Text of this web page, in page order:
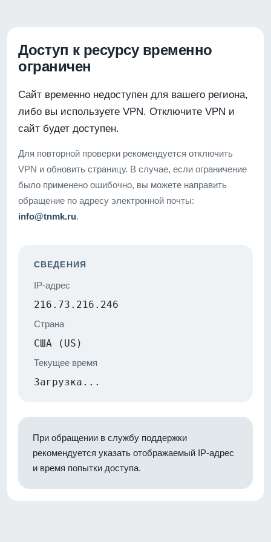
Доступ к ресурсу временно
ограничен
Сайт временно недоступен для вашего региона,
либо вы используете VPN. Отключите VPN и
сайт будет доступен.
Для повторной проверки рекомендуется отключить
VPN и обновить страницу. В случае, если ограничение
было применено ошибочно, вы можете направить
обращение по адресу электронной почты:
info@tnmk.ru.
СВЕДЕНИЯ
IP-адрес
216.73.216.246
Страна
США (US)
Текущее время
Загрузка...
При обращении в службу поддержки
рекомендуется указать отображаемый IP-адрес
и время попытки доступа.